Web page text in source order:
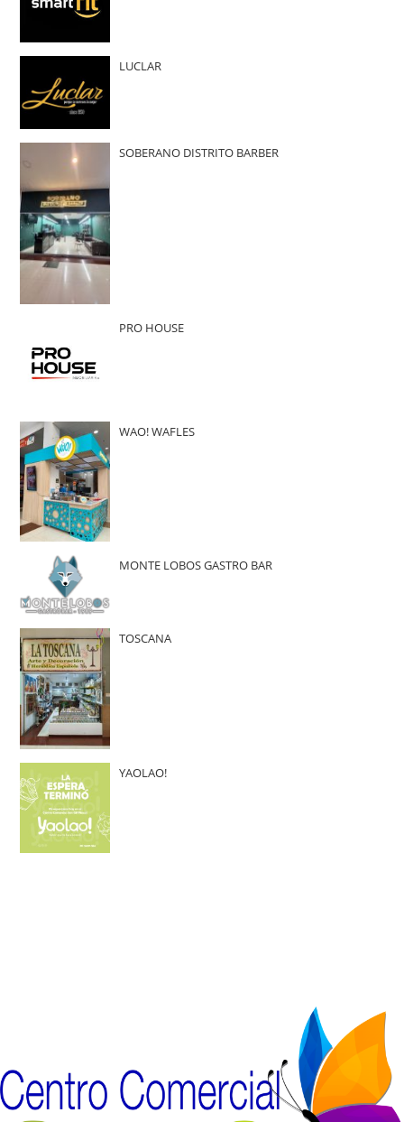
LUCLAR
SOBERANO DISTRITO BARBER
PRO HOUSE
WAO! WAFLES
MONTE LOBOS GASTRO BAR
TOSCANA
YAOLAO!